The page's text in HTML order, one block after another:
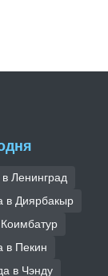
Ленинград
Диярбакыр
Пекин
в Чэнду